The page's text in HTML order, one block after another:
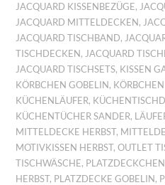
JACQUARD KISSENBEZÜGE,
JACQUARD MITTELDECKEN,
JACQUARD TISCHBAND,
TISCHDECKEN, JACQUARD
JACQUARD TISCHSETS, KISSEN
KÖRBCHEN GOBELIN,
KÜCHENLÄUFER,
KÜCHENTÜCHER SANDER,
MITTELDECKE HERBST,
MOTIVKISSEN HERBST,OUTLET
TISCHWÄSCHE,
HERBST, PLATZDECKE GOBELIN,